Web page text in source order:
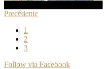
Precédente
1
2
3
Follow via Facebook